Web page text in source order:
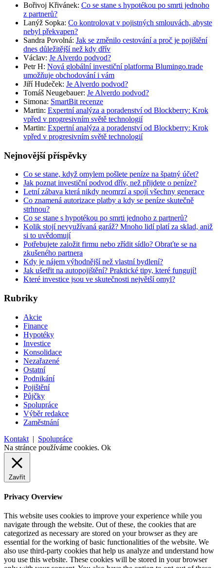
Bořivoj Křivánek: Co se stane s hypotékou po smrti jednoho
z partnerů?
Lanýž Sopka: Co kontrolovat v pojistných smlouvách, abyste
nebyl překvapen?
Sandra Povolná: Jak se změnilo cestování a proč je pojištění
dnes důležitější než kdy dřív
Václav: Je Alverdo podvod?
Petr H: Nová globální investiční platforma Blumingo.trade
umožňuje obchodování i vám
Jiří Hudeček: Je Alverdo podvod?
Tomáš Neugebauer: Je Alverdo podvod?
Simona: SmartBit recenze
Martin: Expertní analýza a poradenství od Blockberry: Krok
vpřed v progresivním světě technologií
Martin: Expertní analýza a poradenství od Blockberry: Krok
vpřed v progresivním světě technologií
Nejnovější příspěvky
Co se stane, když omylem pošlete peníze na špatný účet?
Jak poznat investiční podvod dřív, než přijdete o peníze?
Letní zábava která nikdy neomrzí a spojí všechny generace
Co znamená autorizace platby a kdy se peníze skutečně
strhnou?
Co se stane s hypotékou po smrti jednoho z partnerů?
Kolik stojí nevyužívaná garáž? Mnoho lidí platí za sklad, aniž
si to uvědomují
Potřebujete založit firmu nebo zřídit sídlo? Obraťte se na
zkušeného partnera
Kdy je nájem výhodnější než vlastní bydlení?
Jak ušetřit na autopojištění? Praktické tipy, které fungují!
Které investice jsou ve skutečnosti největší omyl?
Rubriky
Akcie
Finance
Hypotéky
Investice
Konsolidace
Nezařazené
Ostatní
Podnikání
Pojištění
Půjčky
Spolupráce
Výběr redakce
Zaměstnání
Kontakt | Spolupráce
Na stránce používáme cookies. Ok
Zavřít
Privacy Overview
This website uses cookies to improve your experience while you
navigate through the website. Out of these, the cookies that are
categorized as necessary are stored on your browser as they are
essential for the working of basic functionalities of the website. We
also use third-party cookies that help us analyze and understand how
you use this website. These cookies will be stored in your browser